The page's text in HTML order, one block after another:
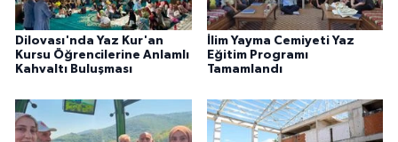
Dilovası'nda Yaz Kur'an
Kursu Öğrencilerine Anlamlı
Kahvaltı Buluşması
İlim Yayma Cemiyeti Yaz
Eğitim Programı
Tamamlandı